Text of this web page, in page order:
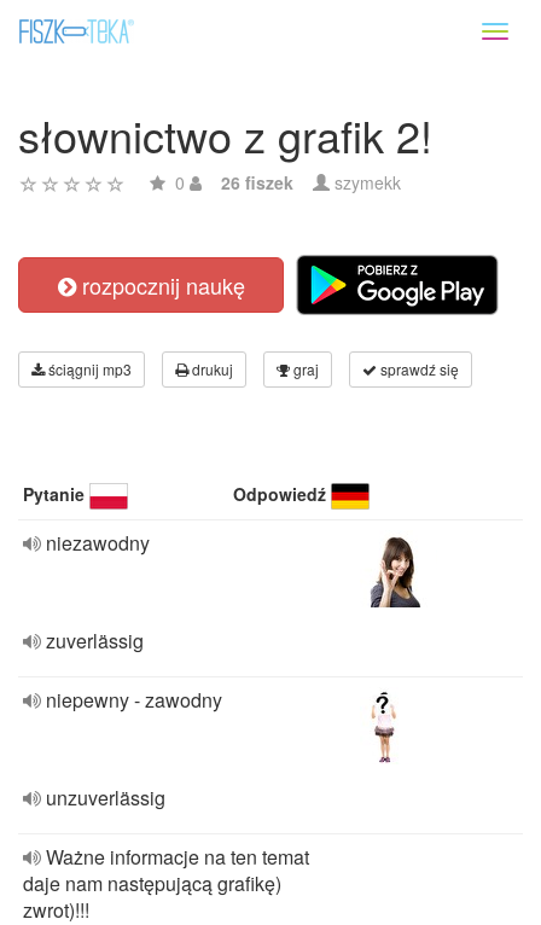
słownictwo z grafik 2!
0 26 fiszek szymekk
rozpocznij naukę
ściągnij mp3 drukuj graj sprawdź się
Pytanie Odpowiedź
niezawodny
zuverlässig
niepewny - zawodny
unzuverlässig
Ważne informacje na ten temat
daje nam następującą grafikę)
zwrot)!!!